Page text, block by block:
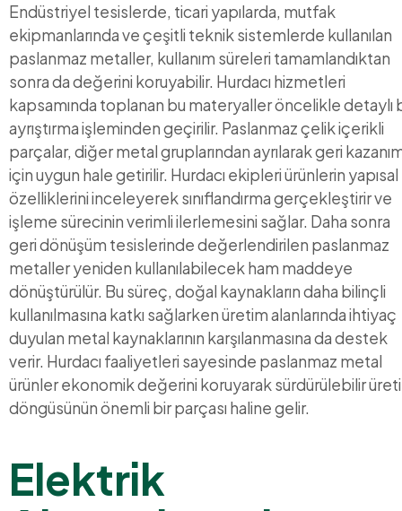
Endüstriyel tesislerde, ticari yapılarda, mutfak
ekipmanlarında ve çeşitli teknik sistemlerde kullanılan
paslanmaz metaller, kullanım süreleri tamamlandıktan
sonra da değerini koruyabilir. Hurdacı hizmetleri
kapsamında toplanan bu materyaller öncelikle detaylı
ayrıştırma işleminden geçirilir. Paslanmaz çelik içerikli
parçalar, diğer metal gruplarından ayrılarak geri
için uygun hale getirilir. Hurdacı ekipleri ürünlerin yapısal
özelliklerini inceleyerek sınıflandırma gerçekleştirir ve
işleme sürecinin verimli ilerlemesini sağlar. Daha sonra
geri dönüşüm tesislerinde değerlendirilen paslanmaz
metaller yeniden kullanılabilecek ham maddeye
dönüştürülür. Bu süreç, doğal kaynakların daha bilinçli
kullanılmasına katkı sağlarken üretim alanlarında ihtiyaç
duyulan metal kaynaklarının karşılanmasına da destek
verir. Hurdacı faaliyetleri sayesinde paslanmaz metal
ürünler ekonomik değerini koruyarak sürdürülebilir
döngüsünün önemli bir parçası haline gelir.
Elektrik